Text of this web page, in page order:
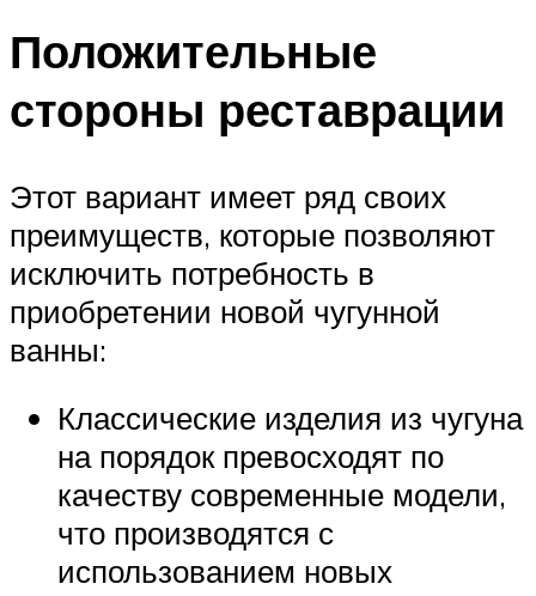
Положительные
стороны реставрации
Этот вариант имеет ряд своих
преимуществ, которые позволяют
исключить потребность в
приобретении новой чугунной
ванны:
Классические изделия из чугуна
на порядок превосходят по
качеству современные модели,
что производятся с
использованием новых